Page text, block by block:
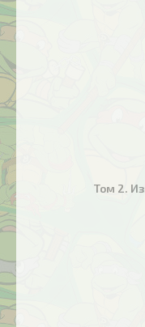
Том 2.